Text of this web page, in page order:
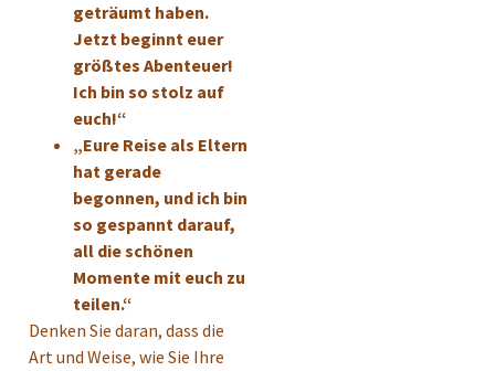
geträumt haben.
Jetzt beginnt euer
größtes Abenteuer!
Ich bin so stolz auf
euch!“
„Eure Reise als Eltern
hat gerade
begonnen, und ich bin
so gespannt darauf,
all die schönen
Momente mit euch zu
teilen.“
Denken Sie daran, dass die
Art und Weise, wie Sie Ihre